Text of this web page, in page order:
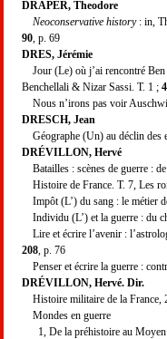
DRAPER, Theodore
Neoconservative history: in,
90 , p. 69
DRES, Jérémie
Jour (Le) où j’ai rencontré Ben
Benchellali & Nizar Sassi. T. 1 ;
Nous n’irons pas voir
DRESCH, Jean
Géographe (Un) au déclin des
DRÉVILLON, Hervé
Batailles : scènes de guerre :
Histoire de France. T. 7, Les
Impôt (L’) du sang : le métier
Individu (L’) et la guerre : du
Lire et écrire l’avenir :
208 , p. 76
Penser et écrire la guerre :
DRÉVILLON, Hervé. Dir.
Histoire militaire de la France,
Mondes en guerre
1, De la préhistoire au